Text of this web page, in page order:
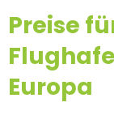
Preise
Europa